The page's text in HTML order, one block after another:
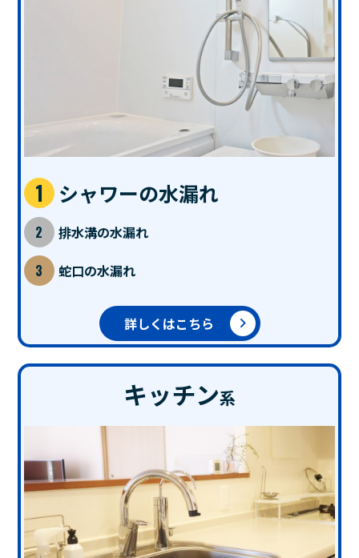
シャワーの水漏れ
排水溝の水漏れ
蛇口の水漏れ
詳しくはこちら
キッチン系